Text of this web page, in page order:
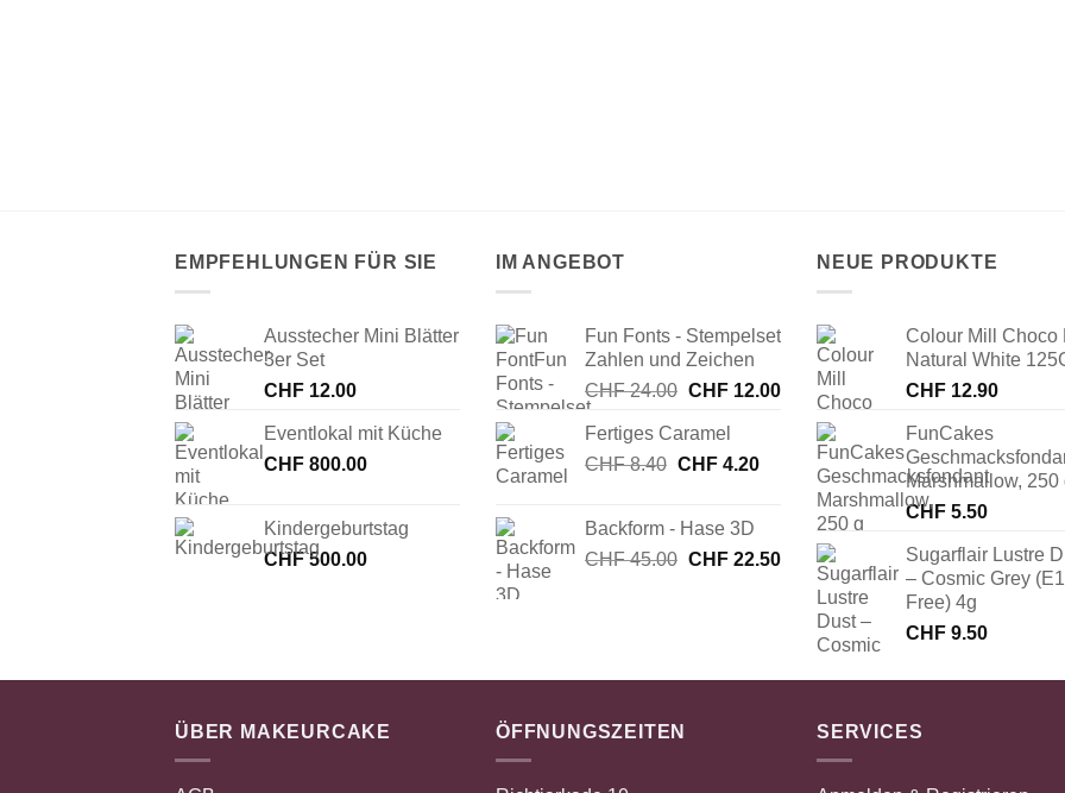
EMPFEHLUNGEN FÜR SIE
Ausstecher Mini Blätter
3er Set
CHF 12.00
Eventlokal mit Küche
CHF 800.00
Kindergeburtstag
CHF500.00
IM ANGEBOT
Fun Fonts - Stempelset
Zahlen und Zeichen
CHF24.00 Ursprünglicher
war:
CHF 24.00
CHF12.00Aktueller
Preis
CHF 12.00.
Fertiges Caramel
CHF8.40 Ursprünglicher
CHF 8.40
CHF4.20Aktueller
Backform - Hase 3D
CHF45.00 Ursprünglicher
CHF22.50Aktueller
Preis
CHF 22.50.
NEUE PRODUKTE
Colour Mill Choco
Natural White
CHF 12.90
FunCakes
Marshmallow, 250
CHF 5.50
Sugarflair Lustre
– Cosmic Grey
Free) 4g
CHF 9.50
ÜBER MAKEURCAKE ÖFFNUNGSZEITEN SERVICES